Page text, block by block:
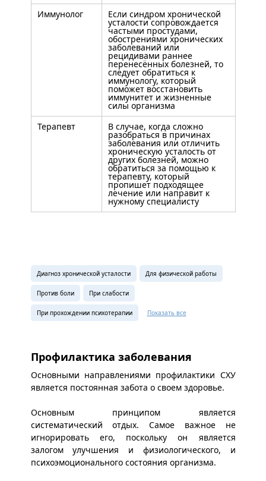
Иммунолог
Если синдром хронической
усталости сопровождается
частыми простудами,
обострениями хронических
заболеваний или
рецидивами раннее
перенесённых болезней, то
следует обратиться к
иммунологу, который
поможет восстановить
иммунитет и жизненные
силы организма
Терапевт
В случае, когда сложно
разобраться в причинах
заболевания или отличить
хроническую усталость от
других болезней, можно
обратиться за помощью к
терапевту, который
пропишет подходящее
лечение или направит к
нужному специалисту
Диагноз хронической усталости Для физической работы
Против боли При слабости
При прохождении психотерапии Показать все
Профилактика заболевания
Основными направлениями профилактики СХУ
является постоянная забота о своем здоровье.
Основным принципом является
систематический отдых. Самое важное не
игнорировать его, поскольку он является
залогом улучшения и физиологического, и
психоэмоционального состояния организма.